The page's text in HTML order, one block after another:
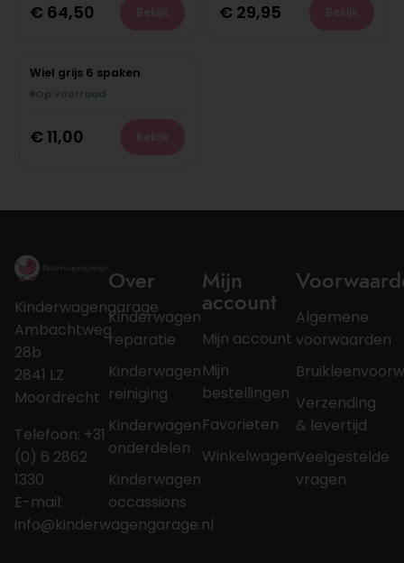
€ 64,50 € 29,95
Wiel grijs 6 spaken
Op voorraad
€ 11,00
Kinderwagengarage
Ambachtweg
28b
2841 LZ
Moordrecht
Telefoon: +31
(0) 6 2862
1330
E-mail:
info@kinderwagengarage.nl
Over
Kinderwagen
reparatie
Kinderwagen
reiniging
Kinderwagen
onderdelen
Kinderwagen
occassions
Mijn
account
Mijn account
Mijn
bestellingen
Favorieten
Winkelwagen
Algemene
voorwaarden
Verzending
& levertijd
Veelgestelde
vragen